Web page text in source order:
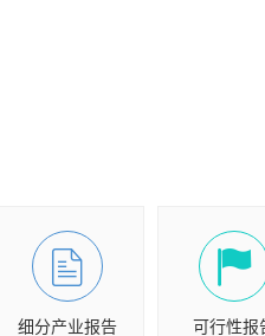
细分产业报告 可行性报